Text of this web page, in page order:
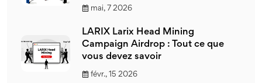
mai, 7 2026
LARIX Larix Head Mining
Campaign Airdrop : Tout ce que
vous devez savoir
févr., 15 2026